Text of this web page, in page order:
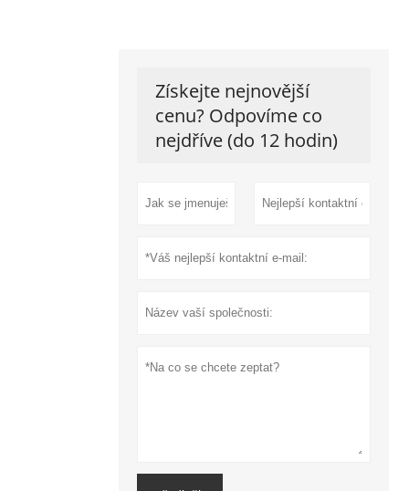
Získejte nejnovější
cenu? Odpovíme co
nejdříve (do 12 hodin)